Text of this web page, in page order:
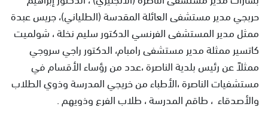
حربجي مدير مستشفى العائلة المقدسة (الطلياني)، جريس عبدة
ممثل مدير المستشفى الفرنسي الدكتور سليم نخلة ، شولميت
كاتسير ممثلة مدير مستشفى رامبام، الدكتور راجي سروجي
ممثلاً عن رئيس بلدية الناصرة ،عدد من رؤساء الأقسام في
مستشفيات الناصرة ،الأطباء من خريجي المدرسة وذوي الطلاب
والأصدقاء ، طاقم المدرسة ، طلاب الفرع وذويهم .